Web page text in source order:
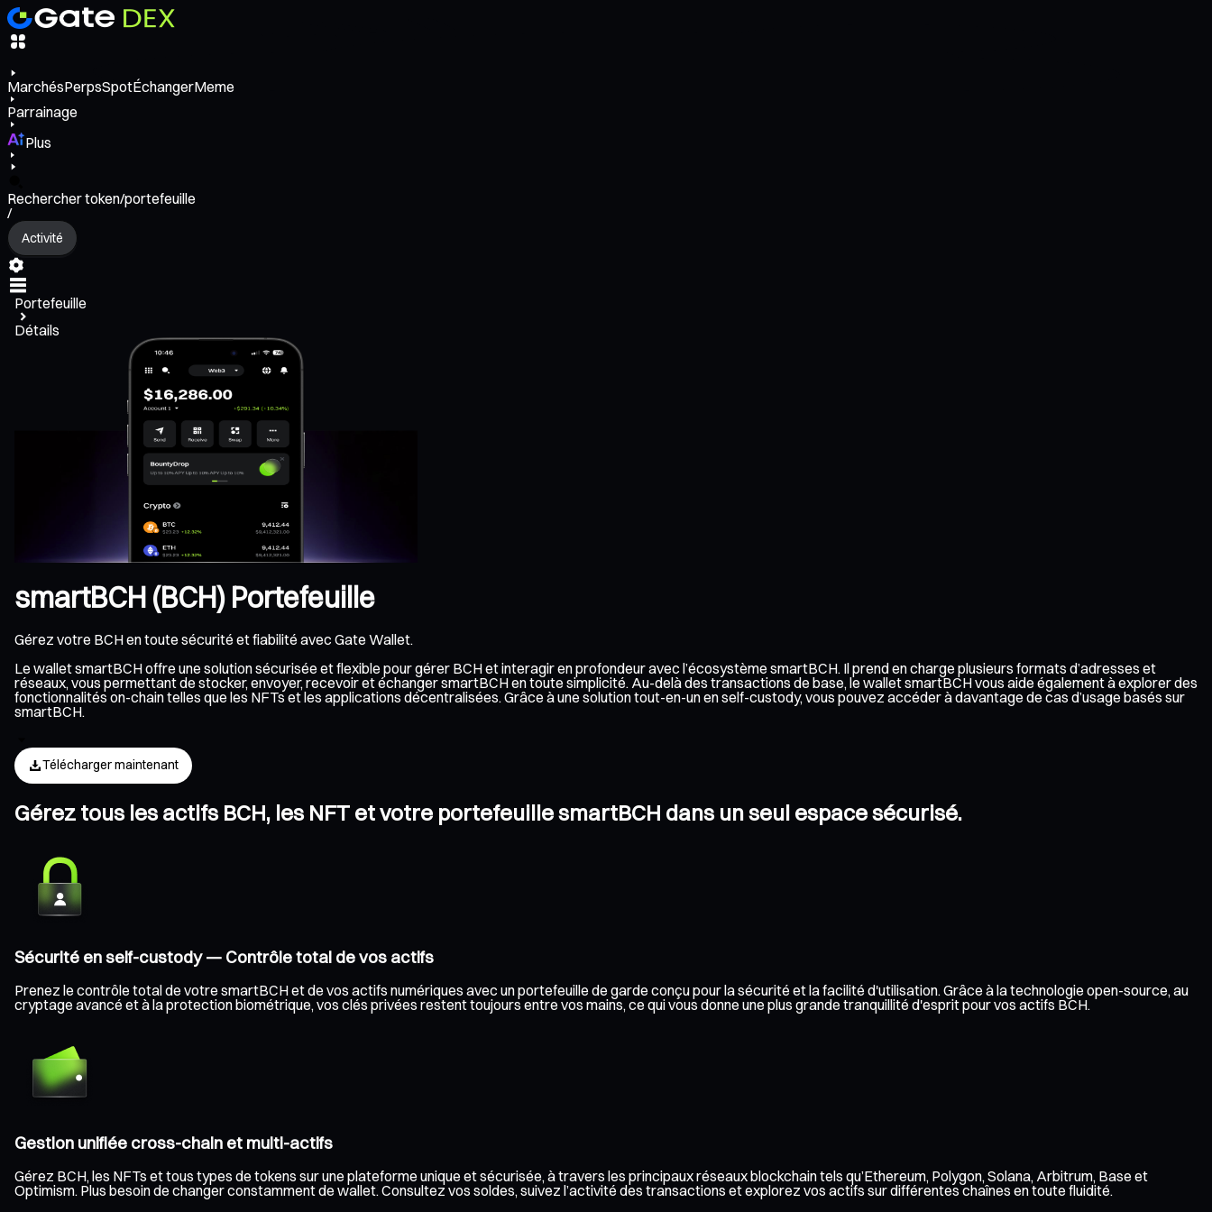
MarchésPerpsSpotÉchangerMeme
Parrainage
Plus
Rechercher token/portefeuille
/
Activité
Portefeuille
Détails
smartBCH (BCH) Portefeuille
Gérez votre BCH en toute sécurité et fiabilité avec Gate Wallet.
Le wallet smartBCH offre une solution sécurisée et flexible pour gérer BCH et interagir en profondeur avec l’écosystème smartBCH. Il prend en charge plusieurs formats d’adresses et
réseaux, vous permettant de stocker, envoyer, recevoir et échanger smartBCH en toute simplicité. Au-delà des transactions de base, le wallet smartBCH vous aide également à explorer des
fonctionnalités on-chain telles que les NFTs et les applications décentralisées. Grâce à une solution tout-en-un en self-custody, vous pouvez accéder à davantage de cas d’usage basés sur
smartBCH.
Télécharger maintenant
Gérez tous les actifs BCH, les NFT et votre portefeuille smartBCH dans un seul espace sécurisé.
Sécurité en self-custody — Contrôle total de vos actifs
Prenez le contrôle total de votre smartBCH et de vos actifs numériques avec un portefeuille de garde conçu pour la sécurité et la facilité d'utilisation. Grâce à la technologie open-source, au
cryptage avancé et à la protection biométrique, vos clés privées restent toujours entre vos mains, ce qui vous donne une plus grande tranquillité d'esprit pour vos actifs BCH.
Gestion unifiée cross-chain et multi-actifs
Gérez BCH, les NFTs et tous types de tokens sur une plateforme unique et sécurisée, à travers les principaux réseaux blockchain tels qu’Ethereum, Polygon, Solana, Arbitrum, Base et
Optimism. Plus besoin de changer constamment de wallet. Consultez vos soldes, suivez l’activité des transactions et explorez vos actifs sur différentes chaînes en toute fluidité.